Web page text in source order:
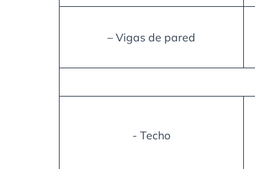
– Vigas de pared
- Techo